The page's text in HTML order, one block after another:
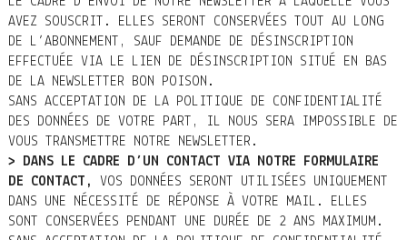
AVEZ SOUSCRIT. ELLES SERONT CONSERVÉES TOUT AU LONG
DE L’ABONNEMENT, SAUF DEMANDE DE DÉSINSCRIPTION
EFFECTUÉE VIA LE LIEN DE DÉSINSCRIPTION SITUÉ EN BAS
DE LA NEWSLETTER BON POISON.
SANS ACCEPTATION DE LA POLITIQUE DE CONFIDENTIALITÉ
DES DONNÉES DE VOTRE PART, IL NOUS SERA IMPOSSIBLE DE
VOUS TRANSMETTRE NOTRE NEWSLETTER.
> DANS LE CADRE D’UN CONTACT VIA NOTRE FORMULAIRE
DE CONTACT,
VOS DONNÉES SERONT UTILISÉES UNIQUEMENT
DANS UNE NÉCESSITÉ DE RÉPONSE À VOTRE MAIL. ELLES
SONT CONSERVÉES PENDANT UNE DURÉE DE 2 ANS MAXIMUM.